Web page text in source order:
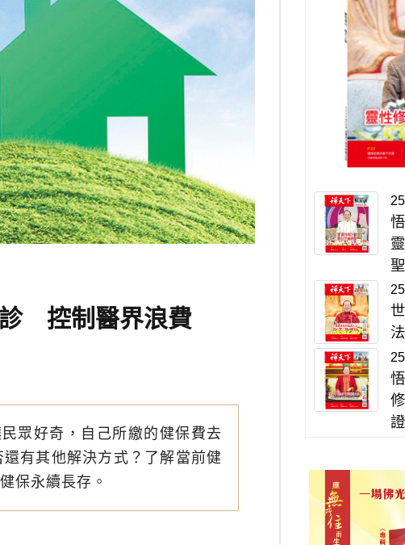
控制醫界浪費
眾好奇，自己所繳的健保費去
有其他解決方式？了解當前健
保永續長存。
證